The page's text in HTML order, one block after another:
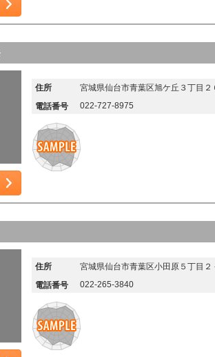
住所
宮城県仙台市青葉区旭ケ丘３丁目２
電話番号
022-727-8975
住所
宮城県仙台市青葉区小田原５丁目２
電話番号
022-265-3840